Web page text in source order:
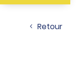
Retour